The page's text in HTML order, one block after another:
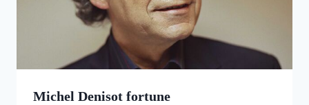
Michel Denisot fortune